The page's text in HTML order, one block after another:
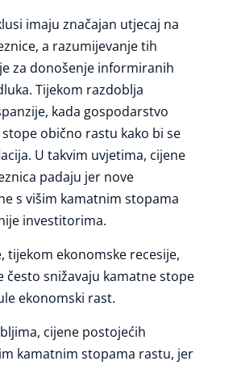
imaju značajan utjecaj na
a razumijevanje tih
za donošenje informiranih
Tijekom razdoblja
kada gospodarstvo
obično rastu kako bi se
U takvim uvjetima, cijene
padaju jer nove
s višim kamatnim stopama
investitorima.
tijekom ekonomske recesije,
često snižavaju kamatne stope
ekonomski rast.
cijene postojećih
kamatnim stopama rastu, jer